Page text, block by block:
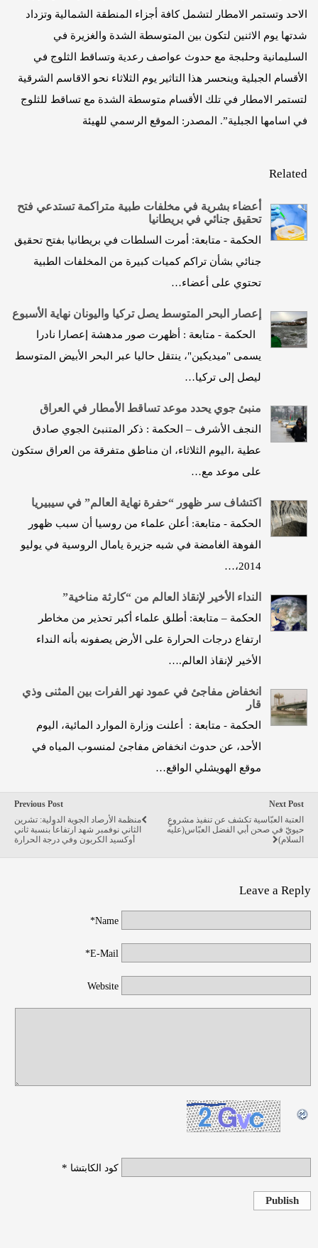
الاحد وتستمر الامطار لتشمل كافة أجزاء المنطقة الشمالية وتزداد
شدتها يوم الاثنين لتكون بين المتوسطة الشدة والغزيرة في
السليمانية وحلبجة مع حدوث عواصف رعدية وتساقط الثلوج في
الأقسام الجبلية وينحسر هذا التاثير يوم الثلاثاء نحو الاقاسم الشرقية
لتستمر الامطار في تلك الأقسام متوسطة الشدة مع تساقط للثلوج
في اسامها الجبلية”. المصدر: الموقع الرسمي للهيئة
Related
أعضاء بشرية في مخلفات طبية متراكمة تستدعي فتح
تحقيق جنائي في بريطانيا
الحكمة - متابعة: أمرت السلطات في بريطانيا بفتح تحقيق
جنائي بشأن تراكم كميات كبيرة من المخلفات الطبية
تحتوي على أعضاء…
إعصار البحر المتوسط يصل تركيا واليونان نهاية الأسبوع
الحكمة - متابعة : أظهرت صور مدهشة إعصارا نادرا
يسمى "ميديكين"، ينتقل حاليا عبر البحر الأبيض المتوسط
ليصل إلى تركيا…
منبئ جوي يحدد موعد تساقط الأمطار في العراق
النجف الأشرف – الحكمة : ذكر المتنبئ الجوي صادق
عطية ،اليوم الثلاثاء، ان مناطق متفرقة من العراق ستكون
على موعد مع…
اكتشاف سر ظهور “حفرة نهاية العالم” في سيبيريا
الحكمة - متابعة: أعلن علماء من روسيا أن سبب ظهور
الفوهة الغامضة في شبه جزيرة يامال الروسية في يوليو
2014،…
النداء الأخير لإنقاذ العالم من “كارثة مناخية”
الحكمة – متابعة: أطلق علماء أكبر تحذير من مخاطر
ارتفاع درجات الحرارة على الأرض يصفونه بأنه النداء
الأخير لإنقاذ العالم.…
انخفاض مفاجئ في عمود نهر الفرات بين المثنى وذي
قار
الحكمة - متابعة : أعلنت وزارة الموارد المائية، اليوم
الأحد، عن حدوث انخفاض مفاجئ لمنسوب المياه في
موقع الهويشلي الواقع…
Previous Post
منظمة الأرصاد الجوية الدولية: تشرين
الثاني نوفمبر شهد ارتفاعاً بنسبة ثاني
أوكسيد الكربون وفي درجة الحرارة
Next Post
العتبة العبّاسية تكشف عن تنفيذ مشروعٍ
حيويّ في صحن أبي الفضل العبّاس(عليه
السلام)
Leave a Reply
Name*
E-Mail*
Website
كود الكابتشا *
Publish